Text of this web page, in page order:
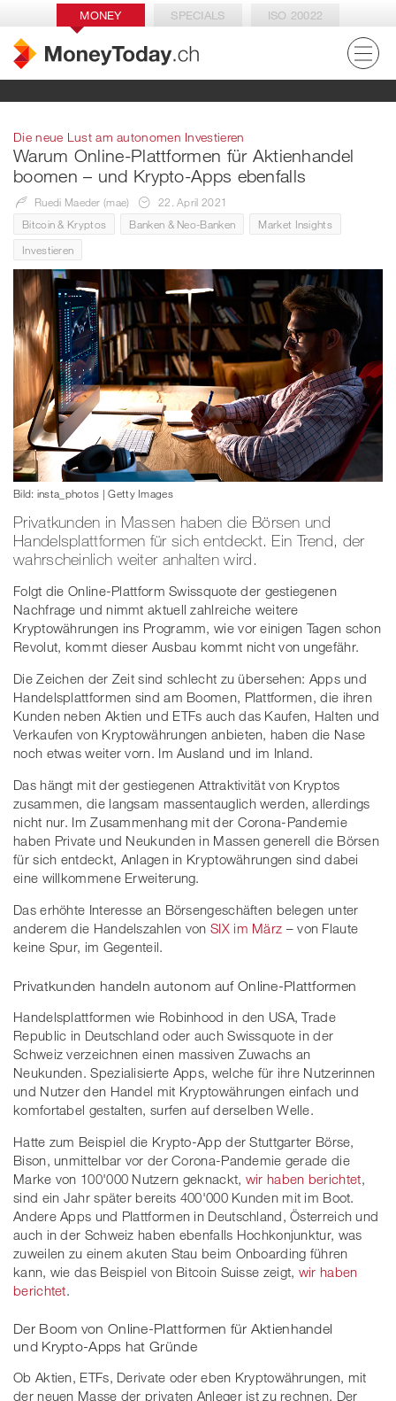
MONEY SPECIALS ISO 20022
Die neue Lust am autonomen Investieren
Warum Online-Plattformen für Aktienhandel
boomen – und Krypto-Apps ebenfalls
Ruedi Maeder (mae)
22. April 2021
Bitcoin & Kryptos
Banken & Neo-Banken
Market Insights
Investieren
Bild: insta_photos | Getty Images
Privatkunden in Massen haben die Börsen und
Handelsplattformen für sich entdeckt. Ein Trend, der
wahrscheinlich weiter anhalten wird.
Folgt die Online-Plattform Swissquote der gestiegenen
Nachfrage und nimmt aktuell zahlreiche weitere
Kryptowährungen ins Programm, wie vor einigen Tagen schon
Revolut, kommt dieser Ausbau kommt nicht von ungefähr.
Die Zeichen der Zeit sind schlecht zu übersehen: Apps und
Handelsplattformen sind am Boomen, Plattformen, die ihren
Kunden neben Aktien und ETFs auch das Kaufen, Halten und
Verkaufen von Kryptowährungen anbieten, haben die Nase
noch etwas weiter vorn. Im Ausland und im Inland.
Das hängt mit der gestiegenen Attraktivität von Kryptos
zusammen, die langsam massentauglich werden, allerdings
nicht nur. Im Zusammenhang mit der Corona-Pandemie
haben Private und Neukunden in Massen generell die Börsen
für sich entdeckt, Anlagen in Kryptowährungen sind dabei
eine willkommene Erweiterung.
Das erhöhte Interesse an Börsengeschäften belegen unter
anderem die Handelszahlen vonSIX im März – von Flaute
keine Spur, im Gegenteil.
Privatkunden handeln autonom auf Online-Plattformen
Handelsplattformen wie Robinhood in den USA, Trade
Republic in Deutschland oder auch Swissquote in der
Schweiz verzeichnen einen massiven Zuwachs an
Neukunden. Spezialisierte Apps, welche für ihre Nutzerinnen
und Nutzer den Handel mit Kryptowährungen einfach und
komfortabel gestalten, surfen auf derselben Welle.
Hatte zum Beispiel die Krypto-App der Stuttgarter Börse,
Bison, unmittelbar vor der Corona-Pandemie gerade die
Marke von 100'000 Nutzern geknackt, wir haben berichtet,
sind ein Jahr später bereits 400'000 Kunden mit im Boot.
Andere Apps und Plattformen in Deutschland, Österreich und
auch in der Schweiz haben ebenfalls Hochkonjunktur, was
zuweilen zu einem akuten Stau beim Onboarding führen
kann, wie das Beispiel von Bitcoin Suisse zeigt, wir haben
berichtet.
Der Boom von Online-Plattformen für Aktienhandel
und Krypto-Apps hat Gründe
Ob Aktien, ETFs, Derivate oder eben Kryptowährungen, mit
der neuen Masse der privaten Anleger ist zu rechnen. Der